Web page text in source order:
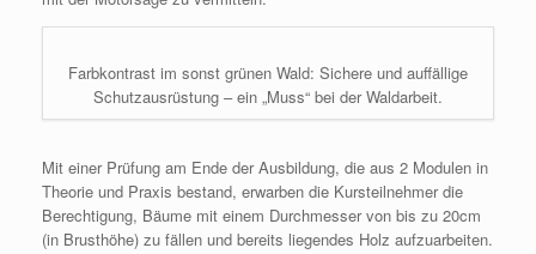
Farbkontrast im sonst grünen Wald: Sichere und auffällige
Schutzausrüstung – ein „Muss“ bei der Waldarbeit.
Mit einer Prüfung am Ende der Ausbildung, die aus 2 Modulen in
Theorie und Praxis bestand, erwarben die Kursteilnehmer die
Berechtigung, Bäume mit einem Durchmesser von bis zu 20cm
(in Brusthöhe) zu fällen und bereits liegendes Holz aufzuarbeiten.